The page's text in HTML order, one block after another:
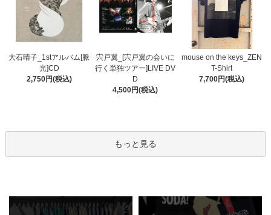
大石晴子_1stアルバム[脈
光]CD
2,750円(税込)
宍戸翼_[宍戸翼の会いに
行く単独ツアー]LIVE DV
D
4,500円(税込)
mouse on the keys_ZEN
T-Shirt
7,700円(税込)
もっと見る